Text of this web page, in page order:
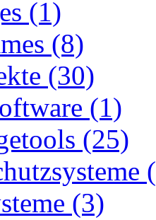
(1)
(8)
(30)
(1)
(25)
(3)